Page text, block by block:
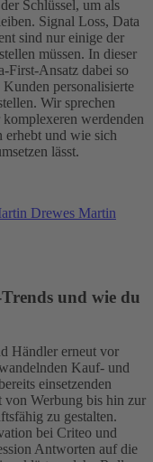
Schlüssel, um als
Signal Loss, Data
sind nur einige der
müssen. In dieser
First-Ansatz dabei so
personalisierte
Wir sprechen
werdenden
erhebt und wie sich
lässt.
Martin
und wie du
Händler erneut vor
Kauf- und
einsetzenden
von Werbung bis hin zur
zu gestalten.
bei Criteo und
Antworten auf die